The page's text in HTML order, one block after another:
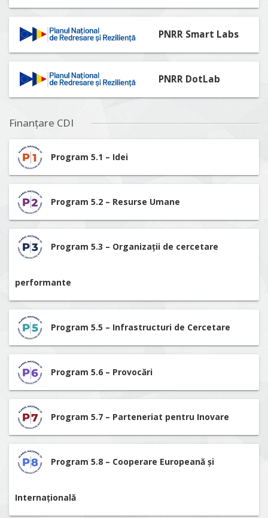
PNRR Smart Labs
PNRR DotLab
Finanțare CDI
Program 5.1 – Idei
Program 5.2 – Resurse Umane
Program 5.3 – Organizații de cercetare
performante
Program 5.5 – Infrastructuri de Cercetare
Program 5.6 – Provocări
Program 5.7 – Parteneriat pentru Inovare
Program 5.8 – Cooperare Europeană și
Internațională